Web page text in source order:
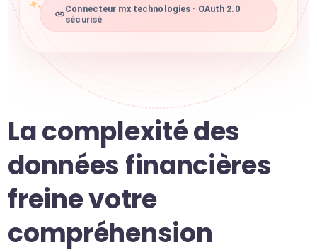
Connecteur mx technologies · OAuth 2.0
sécurisé
La complexité des
données financières
freine votre
compréhension